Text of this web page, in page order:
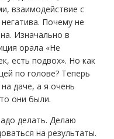
взаимодействие с
Почему не
Изначально в
орала «Не
есть подвох». Но как
по голове? Теперь
даче, а я очень
они были.
делать. Делаю
на результаты.